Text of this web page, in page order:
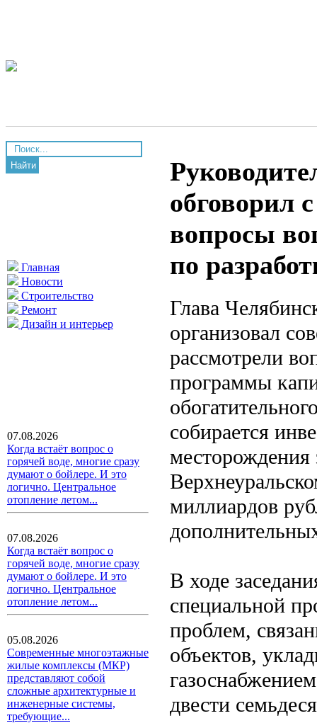
Найти
Главная
Новости
Строительство
Ремонт
Дизайн и интерьер
07.08.2026
Когда встаёт вопрос о
горячей воде, многие сразу
думают о бойлере. И это
логично. Центральное
отопление летом...
07.08.2026
Когда встаёт вопрос о
горячей воде, многие сразу
думают о бойлере. И это
логично. Центральное
отопление летом...
05.08.2026
Современные многоэтажные
жилые комплексы (МКР)
представляют собой
сложные архитектурные и
инженерные системы,
требующие...
обговорил
вопросы
по
Глава
организовал
рассмотрели
программы
собирается
месторождения
миллиардов
В ходе
специальной
проблем,
объектов,
двести